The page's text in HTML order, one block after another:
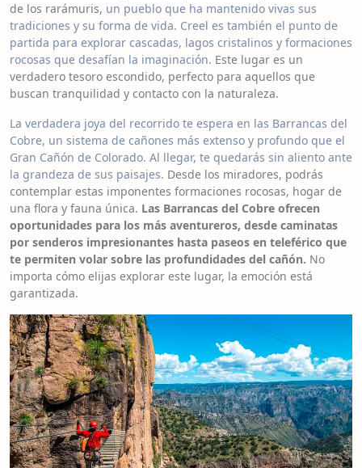
de los rarámuris, un pueblo que ha mantenido vivas sus
tradiciones y su forma de vida. Creel es también el punto de
partida para explorar cascadas, lagos cristalinos y formaciones
rocosas que desafían la imaginación. Este lugar es un
verdadero tesoro escondido, perfecto para aquellos que
buscan tranquilidad y contacto con la naturaleza.
La verdadera joya del recorrido te espera en las Barrancas del
Cobre, un sistema de cañones más extenso y profundo que el
Gran Cañón de Colorado. Al llegar, te quedarás sin aliento ante
la grandeza de sus paisajes. Desde los miradores, podrás
contemplar estas imponentes formaciones rocosas, hogar de
una flora y fauna única. Las Barrancas del Cobre ofrecen
oportunidades para los más aventureros, desde caminatas
por senderos impresionantes hasta paseos en teleférico que
te permiten volar sobre las profundidades del cañón. No
importa cómo elijas explorar este lugar, la emoción está
garantizada.